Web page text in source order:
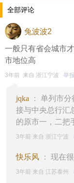
全部评论
兔波波2
一般只有省会城市
市地位高
3年前 来自 浙江宁波 举报
jqka ： 单列市
接与中央总行汇
的原市一，二把
3年前 来自 浙江宁波
快乐风 ： 现在
3年前 来自 江苏泰州